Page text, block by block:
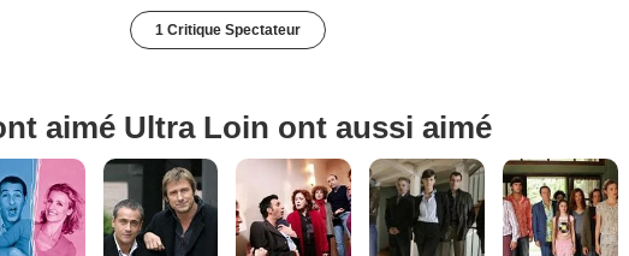
1 Critique Spectateur
aimé Ultra Loin ont aussi aimé